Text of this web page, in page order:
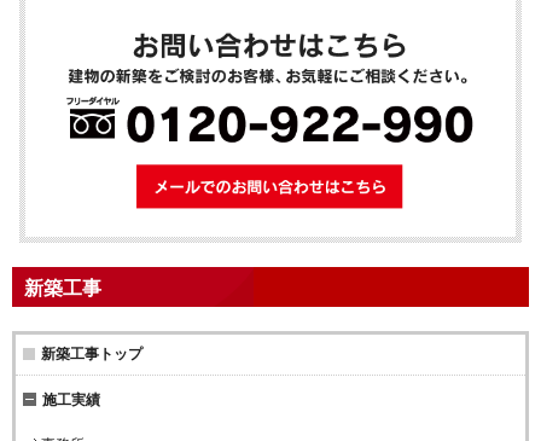
メールでのお
新築工事
新築工事トップ
施工実績